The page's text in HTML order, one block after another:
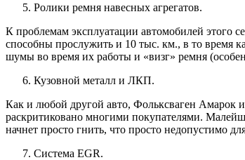
Ролики ремня навесных агрегатов.
К проблемам эксплуатации автомобилей этого
способны прослужить и 10 тыс. км., в то время
шумы во время их работы и «визг» ремня
Кузовной металл и ЛКП.
Как и любой другой авто, Фольксваген Амарок
раскритиковано многими покупателями.
начнет просто гнить, что просто недопустимо
Система EGR.